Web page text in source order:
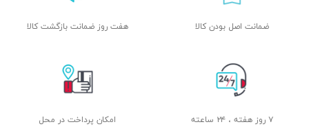
ضمانت اصل بودن کالا هفت روز ضمانت بازگشت کالا
۷ روز هفته ، ۲۴ ساعته امکان پرداخت در محل